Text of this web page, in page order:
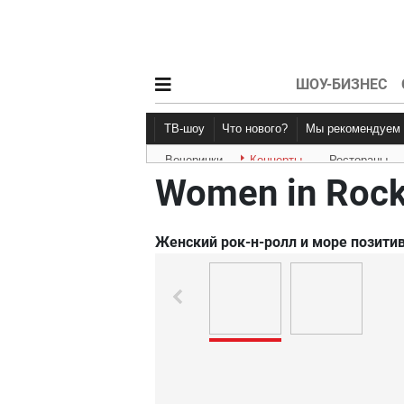
ШОУ-БИЗНЕС
ТВ-шоу Что нового?
Новости афиши Рецензии
Мы рекомендуем
Вечеринки Концерты Рестораны
Women in
Женский рок-н-ролл и море